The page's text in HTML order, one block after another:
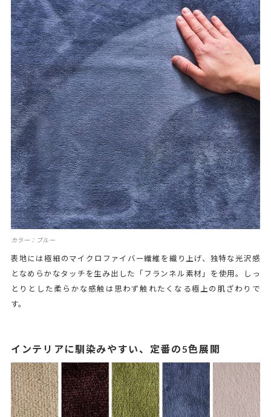
カラー：ブルー
表地には極細のマイクロファイバー繊維を織り上げ、独特な光沢感
となめらかなタッチを生み出した「フランネル素材」を使用。しっ
とりとした柔らかな感触は思わず触れたくなる極上の肌ざわりで
す。
インテリアに馴染みやすい、定番の5色展開